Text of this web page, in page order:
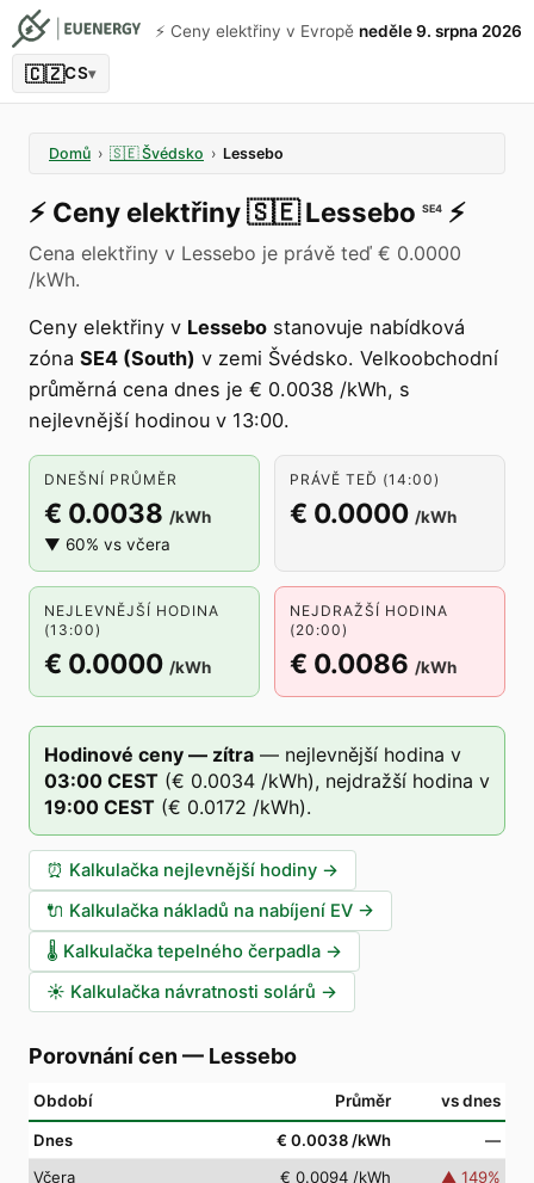
⚡️ Ceny elektřiny v Evropě neděle 9. srpna 2026
🇨🇿CS▾
Domů › 🇸🇪 Švédsko › Lessebo
⚡️ Ceny elektřiny🇸🇪 Lessebo SE4 ⚡️
Cena elektřiny v Lessebo je právě teď € 0.0000
/kWh.
Ceny elektřiny v Lessebo stanovuje nabídková
zóna SE4 (South) v zemi Švédsko. Velkoobchodní
průměrná cena dnes je € 0.0038 /kWh, s
nejlevnější hodinou v 13:00.
DNEŠNÍ PRŮMĚR
€ 0.0038 /kWh
▼ 60% vs včera
PRÁVĚ TEĎ (14:00)
€ 0.0000 /kWh
NEJLEVNĚJŠÍ HODINA
(13:00)
€ 0.0000 /kWh
NEJDRAŽŠÍ HODINA
(20:00)
€ 0.0086 /kWh
Hodinové ceny — zítra — nejlevnější hodina v
03:00 CEST (€ 0.0034 /kWh), nejdražší hodina v
19:00 CEST (€ 0.0172 /kWh).
⏰ Kalkulačka nejlevnější hodiny →
🔌 Kalkulačka nákladů na nabíjení EV →
🌡️ Kalkulačka tepelného čerpadla →
☀️ Kalkulačka návratnosti solárů →
Porovnání cen — Lessebo
Období Průměr vs dnes
Dnes € 0.0038 /kWh
—
Včera
€ 0.0094 /kWh ▲ 149%